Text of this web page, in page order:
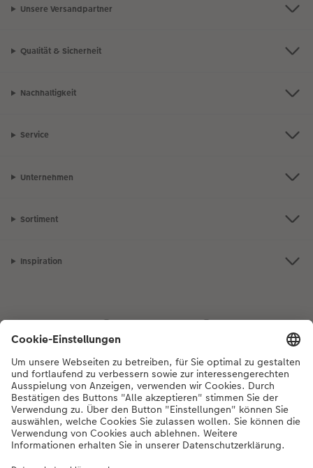
Unsere Versandpartner
Qualität & Sicherheit
Nachhaltigkeit
Service
Unternehmen
Sortiment
Inspiration
Bei Fragen zu Produkten oder der Bestellung können Sie uns gerne von
Montag bis Samstag von 8:00 – 20:00 Uhr und Sonntag von 10:00 –
20:00 Uhr (gesetzliche Feiertage ausgenommen) unter der
Telefonnummer044 499 01 21kontaktieren.
DE| FR|IT